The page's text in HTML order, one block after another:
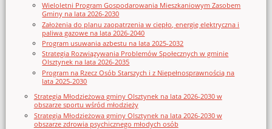
Wieloletni Program Gospodarowania Mieszkaniowym Zasobem
Gminy na lata 2026-2030
Założenia do planu zaopatrzenia w ciepło, energię elektryczna i
paliwa gazowe na lata 2026-2040
Program usuwania azbestu na lata 2025-2032
Strategia Rozwiązywania Problemów Społecznych w gminie
Olsztynek na lata 2026-2035
Program na Rzecz Osób Starszych i z Niepełnosprawnością na
lata 2025-2030
Strategia Młodzieżowa gminy Olsztynek na lata 2026-2030 w
obszarze sportu wśród młodzieży
Strategia Młodzieżowa gminy Olsztynek na lata 2026-2030 w
obszarze zdrowia psychicznego młodych osób